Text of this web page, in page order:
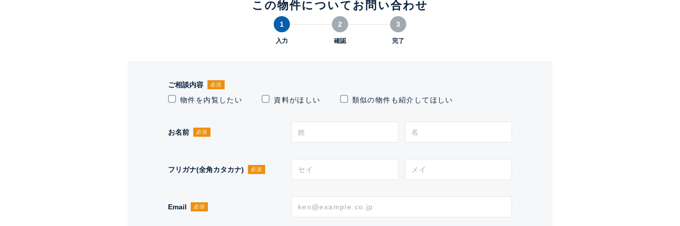
この物件についてお問い合わせ
1
入力
2
確認
3
完了
ご相談内容 必須
物件を内覧したい 資料がほしい 類似の物件も紹介してほしい
お名前 必須
フリガナ(全角カタカナ) 必須
Email 必須